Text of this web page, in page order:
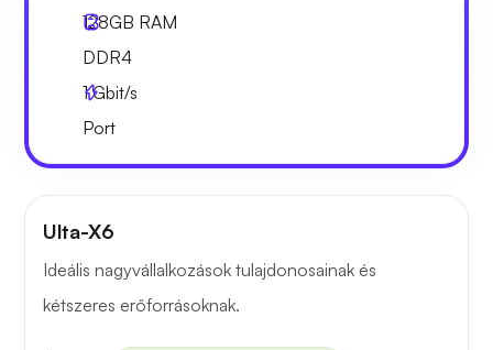
128GB RAM
DDR4
1Gbit/s
Port
Ulta-X6
Ideális nagyvállalkozások tulajdonosainak és
kétszeres erőforrásoknak.